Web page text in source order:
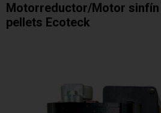
Motorreductor/Motor sinfín
pellets Ecoteck